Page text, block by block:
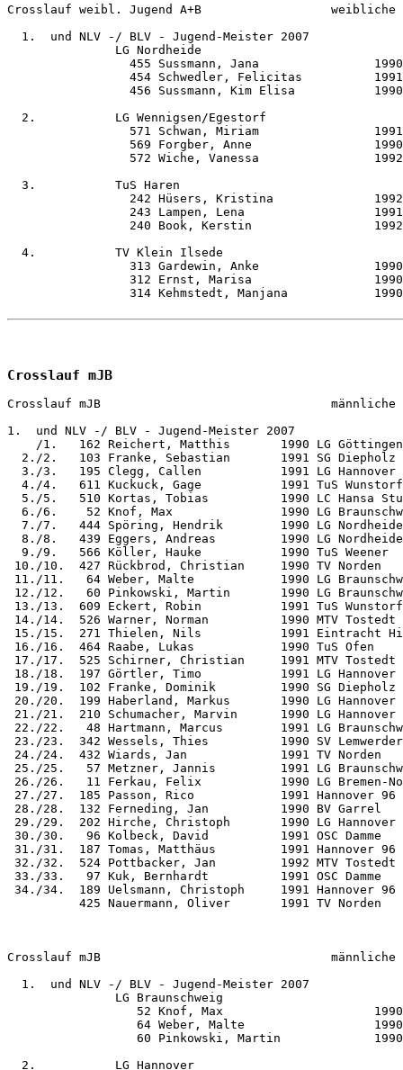
Crosslauf weibl. Jugend A+B                  weibliche
  1.  und NLV -/ BLV - Jugend-Meister 2007
LG Nordheide
455 Sussmann, Jana
454 Schwedler, Felicitas
456 Sussmann, Kim Elisa
2.           LG Wennigsen/Egestorf
571 Schwan, Miriam
569 Forgber, Anne
572 Wiche, Vanessa
3.           TuS Haren
242 Hüsers, Kristina
243 Lampen, Lena
240 Book, Kerstin
4.           TV Klein Ilsede
313 Gardewin, Anke
312 Ernst, Marisa
314 Kehmstedt, Manjana
Crosslauf mJB
Crosslauf mJB                                männliche
1.  und NLV -/ BLV - Jugend-Meister 2007
/1.   162 Reichert, Matthis       1990 LG
2./2.   103 Franke, Sebastian       1991 SG Diepholz
3./3.   195 Clegg, Callen           1991 LG Hannover
4./4.   611 Kuckuck, Gage           1991 TuS
5./5.   510 Kortas, Tobias          1990 LC Hansa
6./6.    52 Knof, Max               1990 LG
7./7.   444 Spöring, Hendrik        1990 LG
8./8.   439 Eggers, Andreas         1990 LG
9./9.   566 Köller, Hauke           1990 TuS Weener
10./10.  427 Rückbrod, Christian     1990 TV
11./11.   64 Weber, Malte            1990 LG
12./12.   60 Pinkowski, Martin       1990 LG
13./13.  609 Eckert, Robin           1991 TuS
14./14.  526 Warner, Norman          1990 MTV
15./15.  271 Thielen, Nils           1991 Eintracht
16./16.  464 Raabe, Lukas            1990 TuS
17./17.  525 Schirner, Christian     1991 MTV
18./18.  197 Görtler, Timo           1991 LG
19./19.  102 Franke, Dominik         1990 SG
20./20.  199 Haberland, Markus       1990 LG
21./21.  210 Schumacher, Marvin      1990 LG
22./22.   48 Hartmann, Marcus        1991 LG
23./23.  342 Wessels, Thies          1990 SV
24./24.  432 Wiards, Jan             1991 TV
25./25.   57 Metzner, Jannis         1991 LG
26./26.   11 Ferkau, Felix           1990 LG
27./27.  185 Passon, Rico            1991
28./28.  132 Ferneding, Jan          1990 BV
29./29.  202 Hirche, Christoph       1990 LG
30./30.   96 Kolbeck, David          1991 OSC
31./31.  187 Tomas, Matthäus         1991
32./32.  524 Pottbacker, Jan         1992 MTV
33./33.   97 Kuk, Bernhardt          1991 OSC
34./34.  189 Uelsmann, Christoph     1991
425 Nauermann, Oliver       1991 TV Norden
Crosslauf mJB                                männliche
  1.  und NLV -/ BLV - Jugend-Meister 2007
LG Braunschweig
52 Knof, Max
64 Weber, Malte
60 Pinkowski, Martin
2.           LG Hannover